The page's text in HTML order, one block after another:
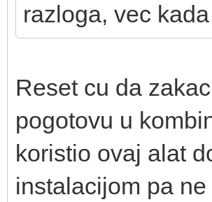
razloga, vec
Reset cu da
pogotovu u
koristio ovaj alat
instalacijom pa